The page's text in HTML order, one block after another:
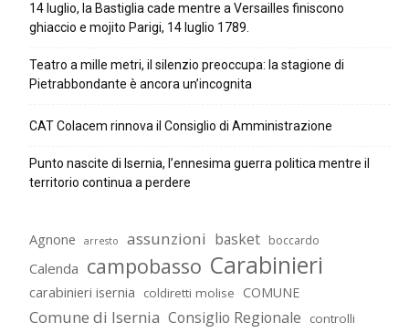
14 luglio, la Bastiglia cade mentre a Versailles finiscono
ghiaccio e mojito Parigi, 14 luglio 1789.
Teatro a mille metri, il silenzio preoccupa: la stagione di
Pietrabbondante è ancora un’incognita
CAT Colacem rinnova il Consiglio di Amministrazione
Punto nascite di Isernia, l’ennesima guerra politica mentre il
territorio continua a perdere
Agnone arresto assunzioni basket boccardo
Calenda campobasso Carabinieri
carabinieri isernia coldiretti molise COMUNE
Comune di Isernia Consiglio Regionale controlli